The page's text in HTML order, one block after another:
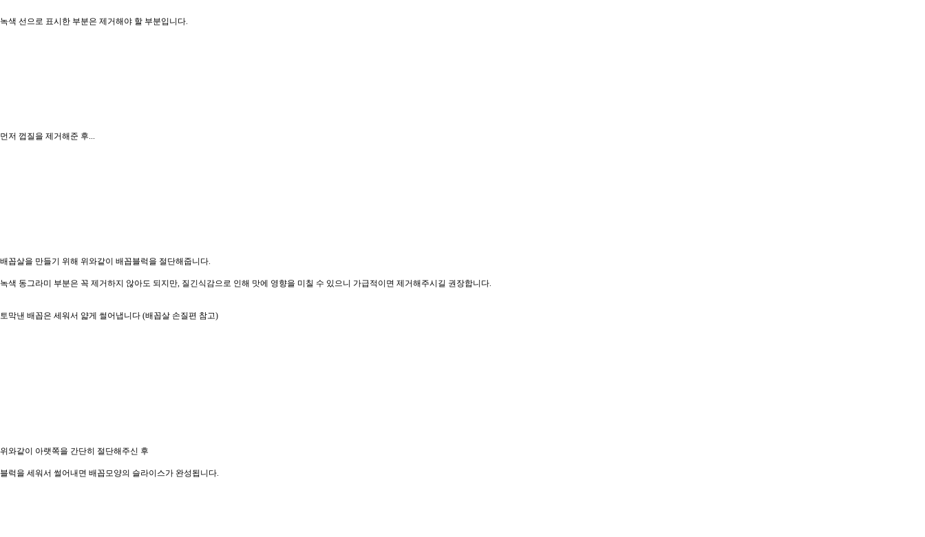
녹색 선으로 표시한 부분은 제거해야 할 부분입니다.
먼저 껍질을 제거해준 후...
배꼽살을 만들기 위해 위와같이 배꼽블럭을 절단해줍니다.
녹색 동그라미 부분은 꼭 제거하지 않아도 되지만, 질긴식감으로 인해 맛에 영향을 미칠 수 있으니 가급적이면 제거해주시길 권장합니다.
토막낸 배꼽은 세워서 얇게 썰어냅니다 (배꼽살 손질편 참고)
위와같이 아랫쪽을 간단히 절단해주신 후
블럭을 세워서 썰어내면 배꼽모양의 슬라이스가 완성됩니다.